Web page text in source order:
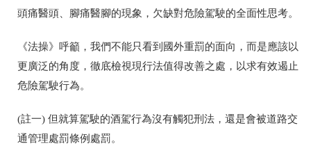
頭痛醫頭、腳痛醫腳的現象，欠缺對危險駕駛的全面性思考。
《法操》呼籲，我們不能只看到國外重罰的面向，而是應該以
更廣泛的角度，徹底檢視現行法值得改善之處，以求有效遏止
危險駕駛行為。
(註一) 但就算駕駛的酒駕行為沒有觸犯刑法，還是會被道路交
通管理處罰條例處罰。